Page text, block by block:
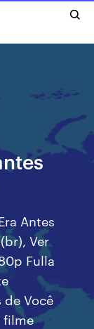
Antes
Ver
Fulla
de Você
filme